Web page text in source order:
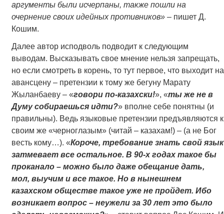
аргументы были исчерпаны, также пошли на
очернение своих идейных противников»– пишет Д.
Кошим.
Далее автор исподволь подводит к следующим
выводам. Высказывать свое мнение нельзя запрещать,
но если смотреть в корень, то тут первое, что выходит на
авансцену – претензии к тому же бегуну Марату
Жыланбаеву – «говори по-казахски!», «ты же не в
Думу собираешься идти?» вполне себе понятны (и
правильны). Ведь языковые претензии предъявляются к
своим же «черноглазым» (читай – казахам!) – (а не Бог
весть кому…). «Короче, требование знать свой язык
затмевает все остальное. В 90-х годах такое бы
проканало – можно было даже обещание дать,
мол, выучим и все такое. Но в нынешнем
казахском обществе такое уже не пройдет. Ибо
возникает вопрос – неужели за 30 лет это было